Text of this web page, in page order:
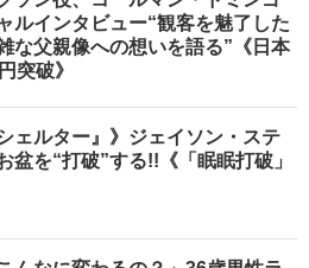
ルインタビュー“観客を魅了した
な父親像への想いを語る”《日本
突破》
ェルター』》ジェイソン・ステ
盆を“打破”する!!《「眠眠打破」